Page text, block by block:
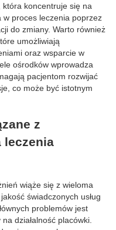
koncentruje się na
proces leczenia poprzez
do zmiany. Warto również
umożliwiają
oraz wsparcie w
ośrodków wprowadza
pacjentom rozwijać
co może być istotnym
z
leczenia
wiąże się z wieloma
świadczonych usług
problemów jest
działalność placówki.